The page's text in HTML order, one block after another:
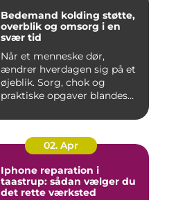
Bedemand kolding støtte,
overblik og omsorg i en
svær tid
Når et menneske dør,
ændrer hverdagen sig på et
øjeblik. Sorg, chok og
praktiske opgaver blandes
02. Apr
Iphone reparation i
taastrup: sådan vælger du
det rette værksted